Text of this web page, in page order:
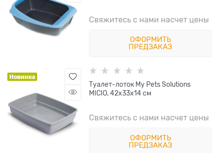
Свяжитесь с нами насчет цены
ОФОРМИТЬ
ПРЕДЗАКАЗ
Новинка
Туалет-лоток My Pets Solutions
MICIO, 42х33х14 см
Свяжитесь с нами насчет цены
ОФОРМИТЬ
ПРЕДЗАКАЗ